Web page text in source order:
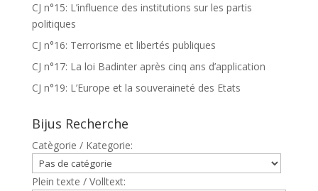
CJ n°15: L’influence des institutions sur les partis
politiques
CJ n°16: Terrorisme et libertés publiques
CJ n°17: La loi Badinter après cinq ans d’application
CJ n°19: L’Europe et la souveraineté des Etats
Bijus Recherche
Catègorie / Kategorie:
Plein texte / Volltext: